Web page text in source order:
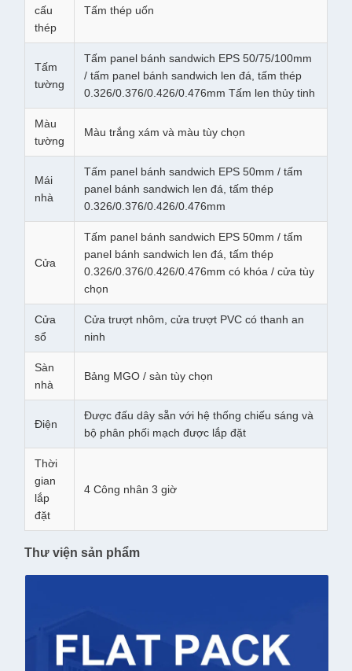
cấu
thép
Tấm thép uốn
Tấm
tường
Tấm panel bánh sandwich EPS 50/75/100mm
/ tấm panel bánh sandwich len đá, tấm thép
0.326/0.376/0.426/0.476mm Tấm len thủy tinh
Màu
tường
Màu trắng xám và màu tùy chọn
Mái
nhà
Tấm panel bánh sandwich EPS 50mm / tấm
panel bánh sandwich len đá, tấm thép
0.326/0.376/0.426/0.476mm
Cửa
Tấm panel bánh sandwich EPS 50mm / tấm
panel bánh sandwich len đá, tấm thép
0.326/0.376/0.426/0.476mm có khóa / cửa tùy
chọn
Cửa
sổ
Cửa trượt nhôm, cửa trượt PVC có thanh an
ninh
Sàn
nhà
Bảng MGO / sàn tùy chọn
Điện
Được đấu dây sẵn với hệ thống chiếu sáng và
bộ phân phối mạch được lắp đặt
Thời
gian
lắp
đặt
4 Công nhân 3 giờ
Thư viện sản phẩm